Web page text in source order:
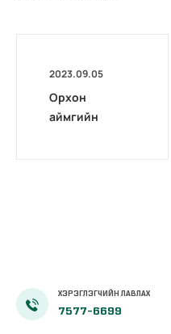
2023.09.05
Орхон
аймгийн
ХЭРЭГЛЭГЧИЙН ЛАВЛАХ
7577-6699